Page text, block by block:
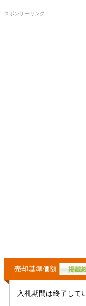
スポンサーリンク
売却基準価額
入札期間は終了して